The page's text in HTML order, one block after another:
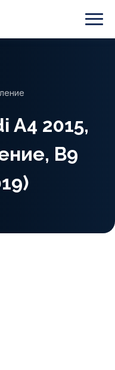
A4 2015,
B9